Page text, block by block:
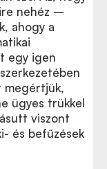
nehéz –
ahogy a
egy igen
megértjük,
ügyes trükkel
viszont
és befűzések